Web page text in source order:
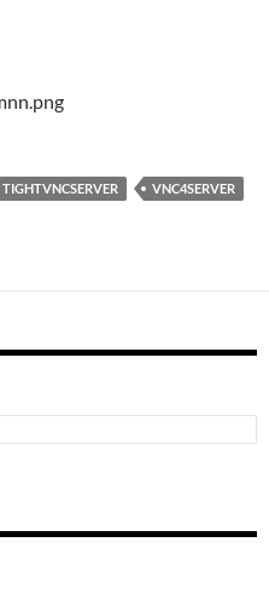
TIGHTVNCSERVER
VNC4SERVER